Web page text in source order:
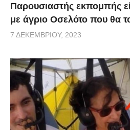
Παρουσιαστής εκπομπής
με άγριο Οσελότο που θα
7 ΔΕΚΕΜΒΡΊΟΥ, 2023